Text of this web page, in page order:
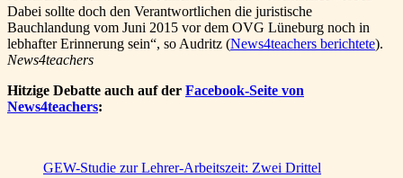
Dabei sollte doch den Verantwortlichen die juristische
Bauchlandung vom Juni 2015 vor dem OVG Lüneburg noch in
lebhafter Erinnerung sein“, so Audritz (News4teachers berichtete).
News4teachers
Hitzige Debatte auch auf der Facebook-Seite von
News4teachers:
GEW-Studie zur Lehrer-Arbeitszeit: Zwei Drittel